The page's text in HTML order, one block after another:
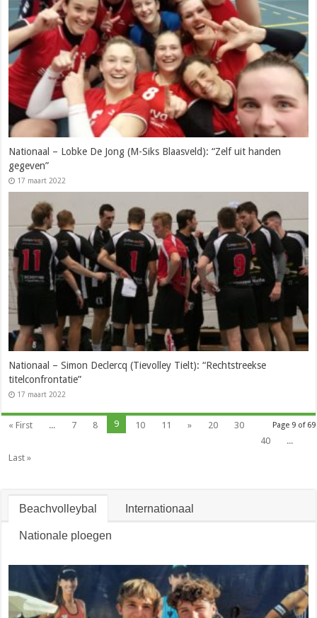
Nationaal – Lobke De Jong (M-Siks Blaasveld): “Zelf uit handen
gegeven”
17 maart 2022
Nationaal – Simon Declercq (Tievolley Tielt): “Rechtstreekse
titelconfrontatie”
17 maart 2022
Page 9 of 69
« First ... 7 8 9 10 11 » 20
30
40
...
Last »
Beachvolleybal Internationaal
Nationale ploegen